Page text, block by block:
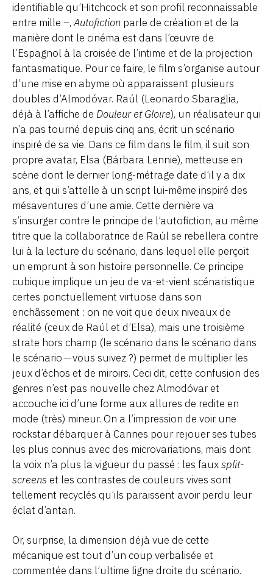
identifiable qu’Hitchcock et son profil reconnaissable
entre mille –,Autofiction parle de création et de la
manière dont le cinéma est dans l’œuvre de
l’Espagnol à la croisée de l’intime et de la projection
fantasmatique. Pour ce faire, le film s’organise autour
d’une mise en abyme où apparaissent plusieurs
doubles d’Almodóvar. Raúl (Leonardo Sbaraglia,
déjà à l’affiche de Douleur et Gloire), un réalisateur qui
n’a pas tourné depuis cinq ans, écrit un scénario
inspiré de sa vie. Dans ce film dans le film, ilsuit son
propre avatar, Elsa (Bárbara Lennie), metteuse en
scène dont le dernierlong-métrage date d’il y a dix
ans, et qui s’attelle à un script lui-même inspiré des
mésaventures d’une amie. Cette dernière va
s’insurger contre le principe de l’autofiction, au même
titre que la collaboratrice de Raúlse rebellera contre
lui à la lecture du scénario, dans lequel elle perçoit
un emprunt à son histoire personnelle. Ce principe
cubique implique un jeu de va-et-vient scénaristique
certes ponctuellement virtuose dans son
enchâssement : on ne voit que deux niveaux de
réalité (ceux de Raúl et d’Elsa), mais une troisième
strate hors champ (le scénario dans le scénario dans
le scénario — vous suivez ?) permet de multiplier les
jeux d’échos et de miroirs. Ceci dit, cette confusion des
genres n’est pas nouvelle chezAlmodóvaret
accouche ici d’une forme aux allures de redite en
mode (très) mineur. On a l’impression de voir une
rockstar débarquer à Cannes pour rejouer ses tubes
les plus connus avec des microvariations, mais dont
la voix n’a plus la vigueur du passé : les fauxsplit-
screens et les contrastes de couleurs vives sont
tellement recyclés qu’ils paraissent avoir perdu leur
éclat d’antan.
Or, surprise, la dimension déjà vue de cette
mécanique est tout d’un coup verbalisée et
commentée dans l’ultime ligne droite du scénario.